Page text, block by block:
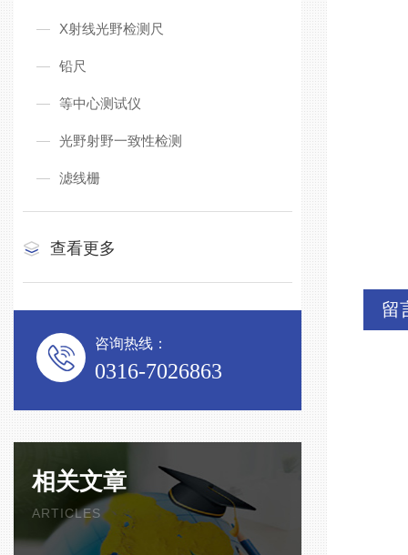
X射线光野检测尺
铅尺
等中心测试仪
光野射野一致性检测
滤线栅
查看更多
咨询热线：
0316-7026863
相关文章
ARTICLES
留